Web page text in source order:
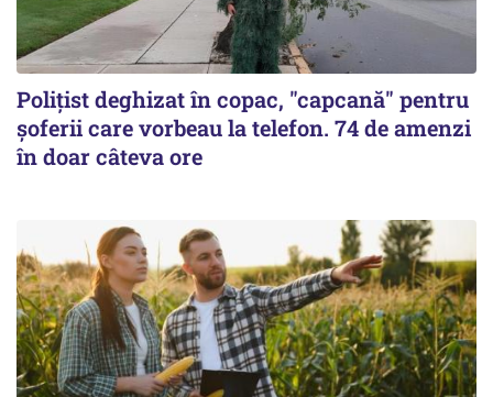
Polițist deghizat în copac, "capcană" pentru
șoferii care vorbeau la telefon. 74 de amenzi
în doar câteva ore